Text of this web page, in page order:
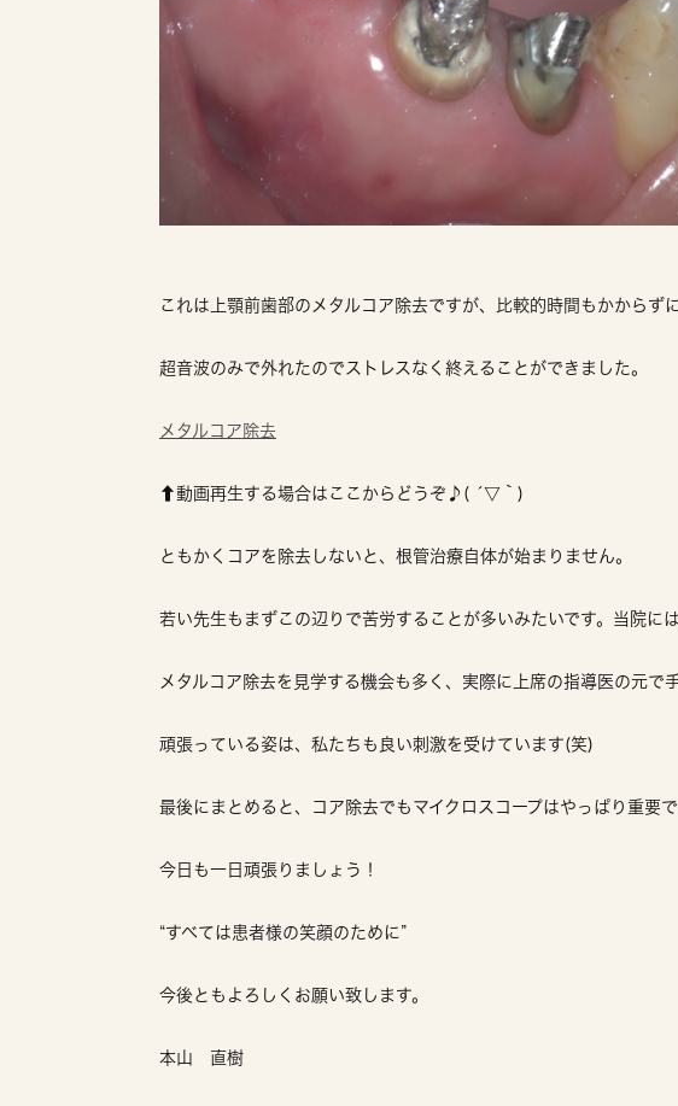
これは上顎前歯部のメタルコア除去ですが、比較的時間もかからず
超音波のみで外れたのでストレスなく終えることができました。
メタルコア除去
⬆️動画再生する場合はここからどうぞ♪( ´▽｀)
ともかくコアを除去しないと、根管治療自体が始まりません。
若い先生もまずこの辺りで苦労することが多いみたいです。当院に
メタルコア除去を見学する機会も多く、実際に上席の指導医の元で
頑張っている姿は、私たちも良い刺激を受けています(笑)
最後にまとめると、コア除去でもマイクロスコープはやっぱり重要
今日も一日頑張りましょう！
“すべては患者様の笑顔のために”
今後ともよろしくお願い致します。
本山 直樹